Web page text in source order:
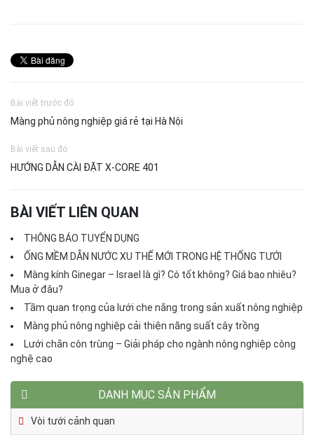
Bài viết trước đó
Màng phủ nông nghiệp giá rẻ tại Hà Nội
Bài viết sau đó
HƯỚNG DẪN CÀI ĐẶT X-CORE 401
BÀI VIẾT LIÊN QUAN
THÔNG BÁO TUYỂN DỤNG
ỐNG MỀM DẪN NƯỚC XU THẾ MỚI TRONG HỆ THỐNG TƯỚI
Màng kính Ginegar – Israel là gì? Có tốt không? Giá bao nhiêu?
Mua ở đâu?
Tầm quan trọng của lưới che nắng trong sản xuất nông nghiệp
Màng phủ nông nghiệp cải thiện năng suất cây trồng
Lưới chắn côn trùng – Giải pháp cho ngành nông nghiệp công
nghệ cao
DANH MỤC SẢN PHẨM
Vòi tưới cảnh quan